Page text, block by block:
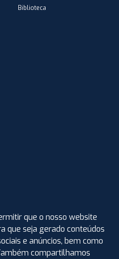
Biblioteca
que o nosso website
que seja gerado conteúdos
e anúncios, bem como
compartilhamos